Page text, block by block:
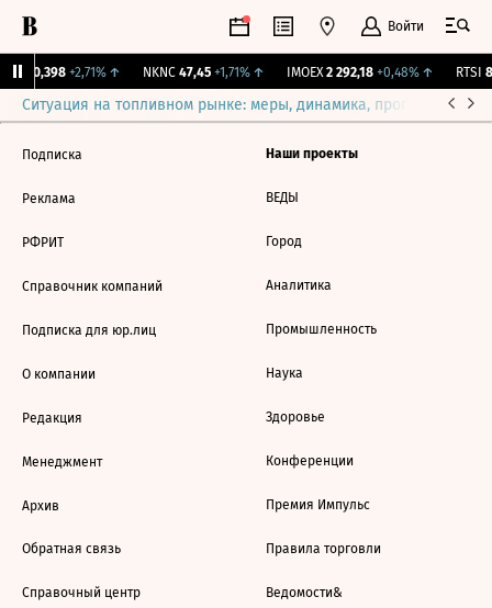
Войти
0,398 +2,71%↑ NKNC 47,45 +1,71%↑ IMOEX 2 292,18 +0,48%↑ RTSI
Ситуация на топливном рынке: меры, динамика, прогнозы
Подписка
Реклама
РФРИТ
Справочник компаний
Подписка для юр.лиц
О компании
Редакция
Менеджмент
Архив
Обратная связь
Справочный центр
Наши проекты
ВЕДЫ
Город
Аналитика
Промышленность
Наука
Здоровье
Конференции
Премия Импульс
Правила торговли
Ведомости&